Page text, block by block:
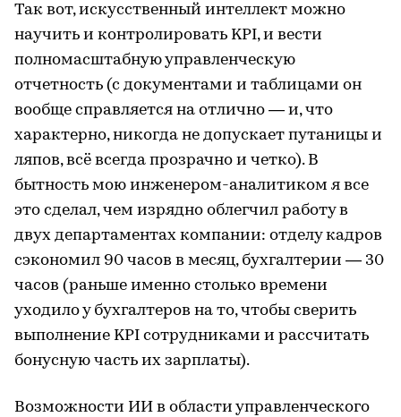
Так вот, искусственный интеллект можно
научить и контролировать KPI, и вести
полномасштабную управленческую
отчетность (с документами и таблицами он
вообще справляется на отлично — и, что
характерно, никогда не допускает путаницы и
ляпов, всё всегда прозрачно и четко). В
бытность мою инженером-аналитиком я все
это сделал, чем изрядно облегчил работу в
двух департаментах компании: отделу кадров
сэкономил 90 часов в месяц, бухгалтерии — 30
часов (раньше именно столько времени
уходило у бухгалтеров на то, чтобы сверить
выполнение KPI сотрудниками и рассчитать
бонусную часть их зарплаты).
Возможности ИИ в области управленческого